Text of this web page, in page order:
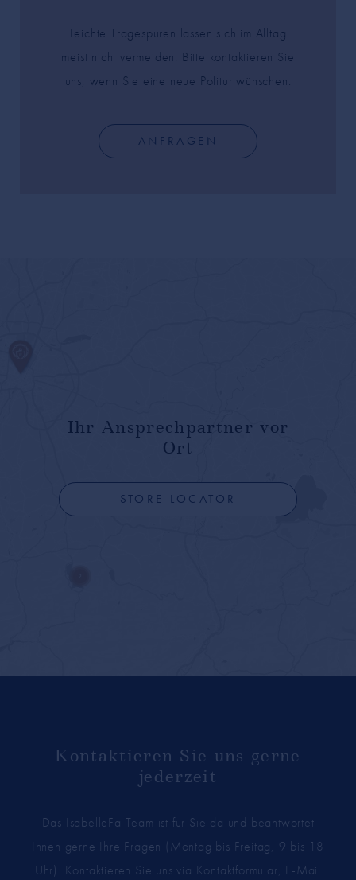
Leichte Tragespuren lassen sich im Alltag
meist nicht vermeiden. Bitte kontaktieren Sie
uns, wenn Sie eine neue Politur wünschen.
ANFRAGEN
Ihr Ansprechpartner vor
Ort
STORE LOCATOR
Kontaktieren Sie uns gerne
jederzeit
Das IsabelleFa Team ist für Sie da und beantwortet
Ihnen gerne Ihre Fragen (Montag bis Freitag, 9 bis 18
Uhr). Kontaktieren Sie uns via Kontaktformular, E-Mail